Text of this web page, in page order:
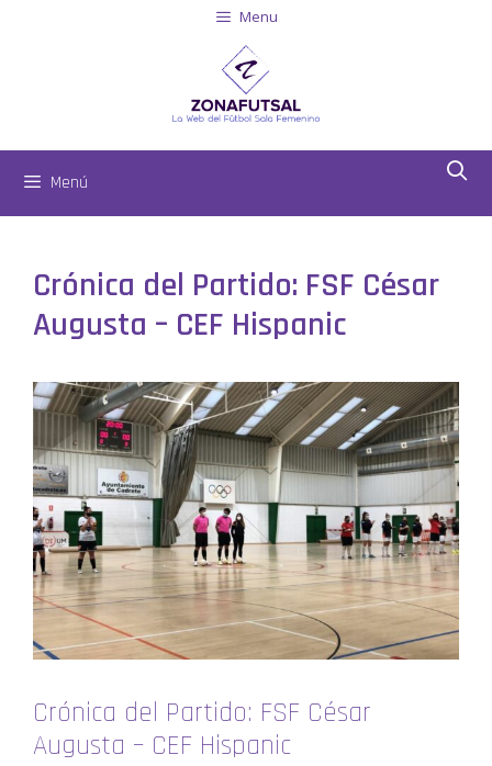
Menu
Menú
Crónica del Partido: FSF César
Augusta – CEF Hispanic
Crónica del Partido: FSF César
Augusta – CEF Hispanic